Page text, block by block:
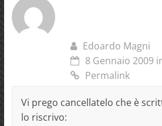
Edoardo Magni
8 Gennaio 2009
Permalink
Vi prego cancellatelo che è
lo riscrivo: